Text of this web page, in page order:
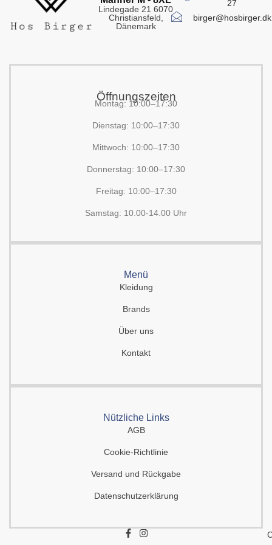
Lindegade 21 6070
Christiansfeld,
Dänemark
27
birger@hosbirger.dk
Öffnungszeiten
Montag: 10:00–17:30
Dienstag: 10:00–17:30
Mittwoch: 10:00–17:30
Donnerstag: 10:00–17:30
Freitag: 10:00–17:30
Samstag: 10.00-14.00 Uhr
Menü
Kleidung
Brands
Über uns
Kontakt
Nützliche Links
AGB
Cookie-Richtlinie
Versand und Rückgabe
Datenschutzerklärung
F
I